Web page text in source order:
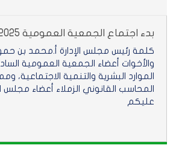
بدء اجتماع الجمعية العمومية 2025 – إلكترونيًا
كلمة رئيس مجلس الإدارة أ.محمد بن
والأخوات أعضاء الجمعية العمومية
الموارد البشرية والتنمية الاجتماعية،
المحاسب القانوني الزملاء أعضاء مجلس
عليكم